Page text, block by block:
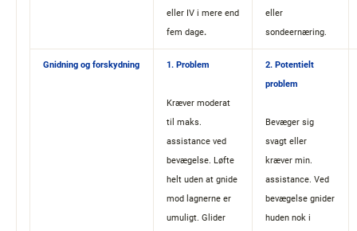
eller IV i mere end
fem dage.
eller
sondeernæring.
Gnidning og forskydning ​1. Problem
Kræver moderat
til maks.
assistance ved
bevægelse. Løfte
helt uden at gnide
mod lagnerne er
umuligt. Glider
​2. Potentielt
problem
Bevæger sig
svagt eller
kræver min.
assistance. Ved
bevægelse gnider
huden nok i